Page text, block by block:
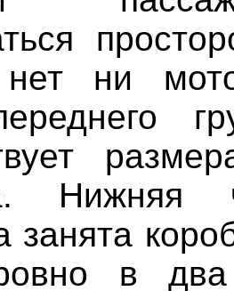
нет ни
Нижняя
занята
в